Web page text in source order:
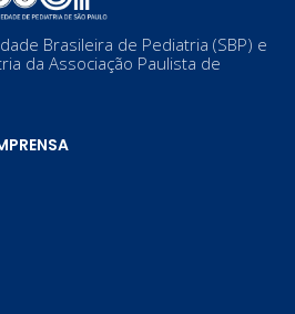
Brasileira de Pediatria (SBP) e
da Associação Paulista de